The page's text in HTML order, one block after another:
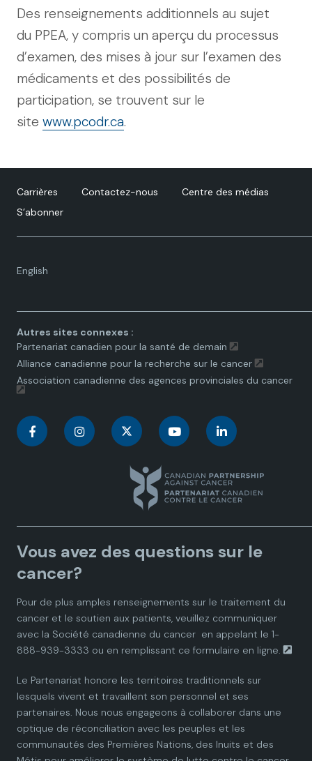
Des renseignements additionnels au sujet
du PPEA, y compris un aperçu du processus
d’examen, des mises à jour sur l’examen des
médicaments et des possibilités de
participation, se trouvent sur le
site www.pcodr.ca.
Carrières Contactez-nous
Centre des médias
S’abonner
English
Language
Autres sites connexes :
Partenariat canadien pour la santé de demain
Alliance canadienne pour la recherche sur le cancer
Association canadienne des agences provinciales du cancer
C
a
d
a
n
P
a
r
C
a
d
a
n
P
a
r
n
a
d
a
n
P
a
r
C
n
a
d
a
n
P
a
r
C
n
a
d
a
n
P
a
r
Vous avez des questions sur le
cancer?
Pour de plus amples renseignements sur le traitement du
cancer et le soutien aux patients, veuillez communiquer
avec la Société canadienne du cancer en appelant le 1-
888-939-3333 ou en remplissant ce formulaire en ligne.
Le Partenariat honore les territoires traditionnels sur
lesquels vivent et travaillent son personnel et ses
partenaires. Nous nous engageons à collaborer dans une
optique de réconciliation avec les peuples et les
communautés des Premières Nations, des Inuits et des